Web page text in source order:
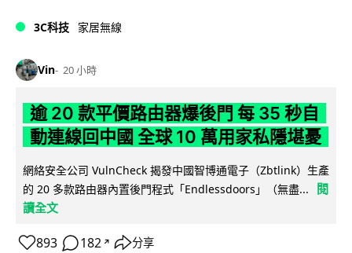
3C科技 家居無線
Vin 20 小時
逾 20 款平價路由器爆後門 每 35 秒自
動連線回中國 全球 10 萬用家私隱堪憂
網絡安全公司 VulnCheck 揭發中國智博通電子（Zbtlink）生產
的 20 多款路由器內置後門程式「Endlessdoors」（無盡...
閱
讀全文
893 182 ↗ 分享